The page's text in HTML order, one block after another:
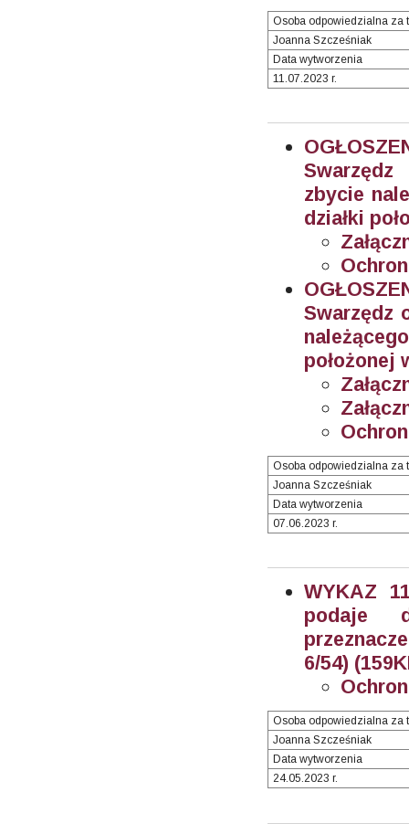
Osoba odpowiedzialna za
Joanna Szcześniak
Data wytworzenia
11.07.2023 r.
zbycie
działki
Swarzędz
położonej
Osoba odpowiedzialna za
Joanna Szcześniak
Data wytworzenia
07.06.2023 r.
WYKAZ
podaje
6/54)
Osoba odpowiedzialna za
Joanna Szcześniak
Data wytworzenia
24.05.2023 r.